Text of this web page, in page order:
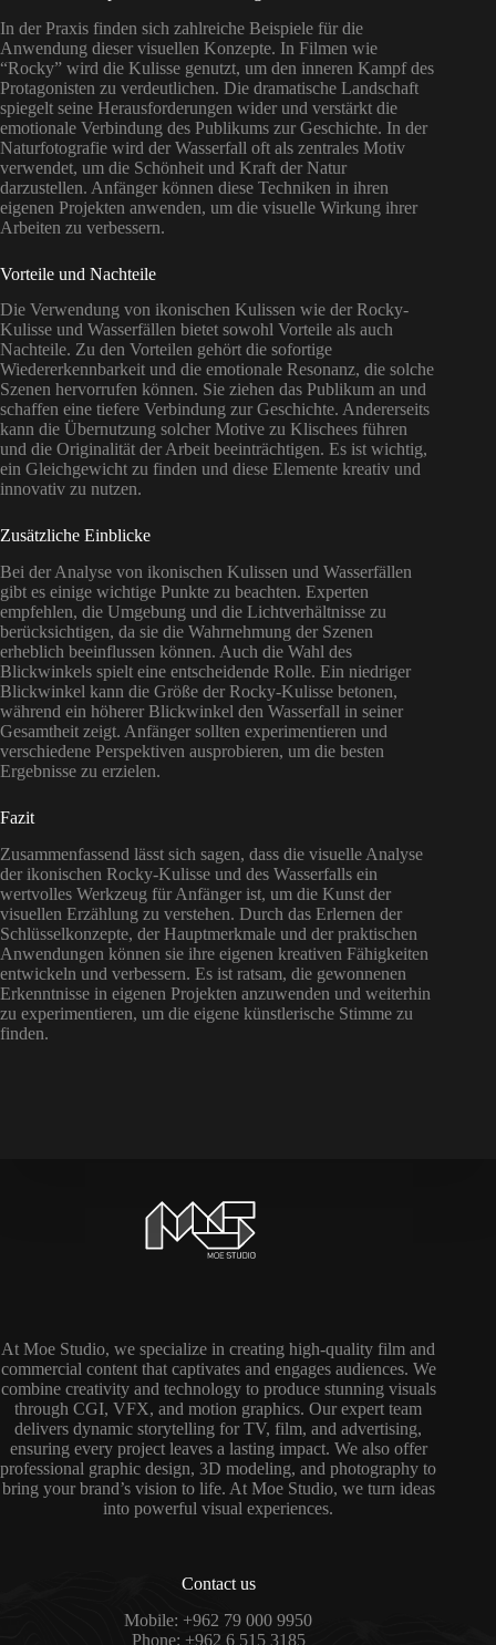
In der Praxis finden sich zahlreiche Beispiele für die
Anwendung dieser visuellen Konzepte. In Filmen wie
“Rocky” wird die Kulisse genutzt, um den inneren Kampf des
Protagonisten zu verdeutlichen. Die dramatische Landschaft
spiegelt seine Herausforderungen wider und verstärkt die
emotionale Verbindung des Publikums zur Geschichte. In der
Naturfotografie wird der Wasserfall oft als zentrales Motiv
verwendet, um die Schönheit und Kraft der Natur
darzustellen. Anfänger können diese Techniken in ihren
eigenen Projekten anwenden, um die visuelle Wirkung ihrer
Arbeiten zu verbessern.
Vorteile und Nachteile
Die Verwendung von ikonischen Kulissen wie der Rocky-
Kulisse und Wasserfällen bietet sowohl Vorteile als auch
Nachteile. Zu den Vorteilen gehört die sofortige
Wiedererkennbarkeit und die emotionale Resonanz, die solche
Szenen hervorrufen können. Sie ziehen das Publikum an und
schaffen eine tiefere Verbindung zur Geschichte. Andererseits
kann die Übernutzung solcher Motive zu Klischees führen
und die Originalität der Arbeit beeinträchtigen. Es ist wichtig,
ein Gleichgewicht zu finden und diese Elemente kreativ und
innovativ zu nutzen.
Zusätzliche Einblicke
Bei der Analyse von ikonischen Kulissen und Wasserfällen
gibt es einige wichtige Punkte zu beachten. Experten
empfehlen, die Umgebung und die Lichtverhältnisse zu
berücksichtigen, da sie die Wahrnehmung der Szenen
erheblich beeinflussen können. Auch die Wahl des
Blickwinkels spielt eine entscheidende Rolle. Ein niedriger
Blickwinkel kann die Größe der Rocky-Kulisse betonen,
während ein höherer Blickwinkel den Wasserfall in seiner
Gesamtheit zeigt. Anfänger sollten experimentieren und
verschiedene Perspektiven ausprobieren, um die besten
Ergebnisse zu erzielen.
Fazit
Zusammenfassend lässt sich sagen, dass die visuelle Analyse
der ikonischen Rocky-Kulisse und des Wasserfalls ein
wertvolles Werkzeug für Anfänger ist, um die Kunst der
visuellen Erzählung zu verstehen. Durch das Erlernen der
Schlüsselkonzepte, der Hauptmerkmale und der praktischen
Anwendungen können sie ihre eigenen kreativen Fähigkeiten
entwickeln und verbessern. Es ist ratsam, die gewonnenen
Erkenntnisse in eigenen Projekten anzuwenden und weiterhin
zu experimentieren, um die eigene künstlerische Stimme zu
finden.
At Moe Studio, we specialize in creating high-quality film and
commercial content that captivates and engages audiences. We
combine creativity and technology to produce stunning visuals
through CGI, VFX, and motion graphics. Our expert team
delivers dynamic storytelling for TV, film, and advertising,
ensuring every project leaves a lasting impact. We also offer
professional graphic design, 3D modeling, and photography to
bring your brand’s vision to life. At Moe Studio, we turn ideas
into powerful visual experiences.
Contact us
Mobile: +962 79 000 9950
Phone: +962 6 515 3185